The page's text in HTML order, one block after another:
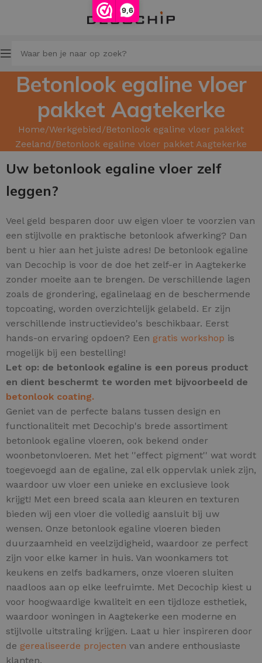
9,6
Betonlook egaline vloer
pakket Aagtekerke
Home Werkgebied Betonlook egaline vloer pakket
Zeeland Betonlook egaline vloer pakket Aagtekerke
Uw betonlook egaline vloer zelf
leggen?
Veel geld besparen door uw eigen vloer te voorzien van
een stijlvolle en praktische betonlook afwerking? Dan
bent u hier aan het juiste adres! De betonlook egaline
van Decochip is voor de doe het zelf-er in Aagtekerke
zonder moeite aan te brengen. De verschillende lagen
zoals de grondering, egalinelaag en de beschermende
topcoating, worden overzichtelijk gelabeld. Er zijn
verschillende instructievideo's beschikbaar. Eerst
hands-on ervaring opdoen? Een gratis workshop is
mogelijk bij een bestelling!
Let op: de betonlook egaline is een poreus product
en dient beschermt te worden met bijvoorbeeld de
betonlook coating.
Geniet van de perfecte balans tussen design en
functionaliteit met Decochip's brede assortiment
betonlook egaline vloeren, ook bekend onder
woonbetonvloeren. Met het ''effect pigment'' wat wordt
toegevoegd aan de egaline, zal elk oppervlak uniek zijn,
waardoor uw vloer een unieke en exclusieve look
krijgt! Met een breed scala aan kleuren en texturen
bieden wij een vloer die volledig aansluit bij uw
wensen. Onze betonlook egaline vloeren bieden
duurzaamheid en veelzijdigheid, waardoor ze perfect
zijn voor elke kamer in huis. Van woonkamers tot
keukens en zelfs badkamers, onze vloeren sluiten
naadloos aan op elke leefruimte. Met Decochip kiest u
voor hoogwaardige kwaliteit en een tijdloze esthetiek,
waardoor woningen in Aagtekerke een moderne en
stijlvolle uitstraling krijgen. Laat u hier inspireren door
de gerealiseerde projecten van andere enthousiaste
klanten.